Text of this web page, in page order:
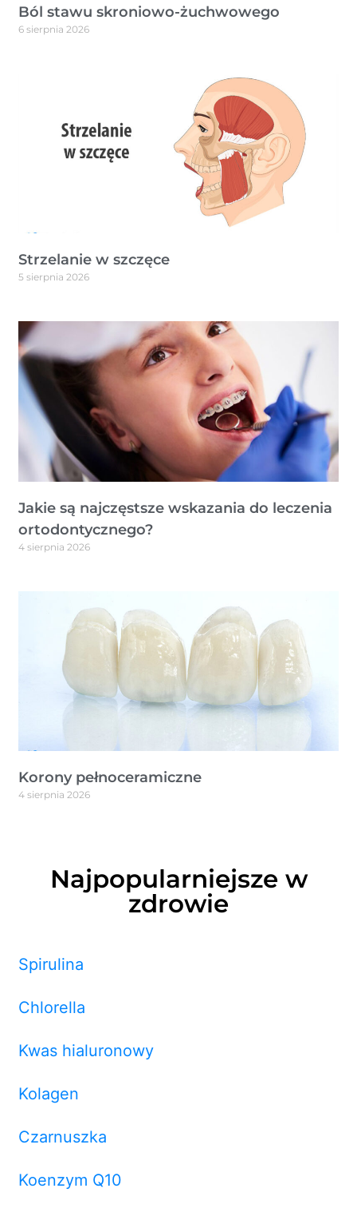
Ból stawu skroniowo-żuchwowego
6 sierpnia 2026
Strzelanie w szczęce
5 sierpnia 2026
Jakie są najczęstsze wskazania do leczenia
ortodontycznego?
4 sierpnia 2026
Korony pełnoceramiczne
4 sierpnia 2026
Najpopularniejsze w
zdrowie
Spirulina
Chlorella
Kwas hialuronowy
Kolagen
Czarnuszka
Koenzym Q10